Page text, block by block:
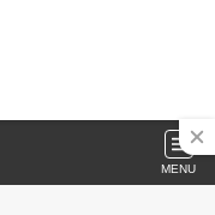
MENU